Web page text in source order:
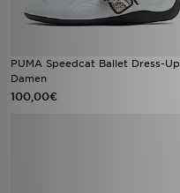
PUMA Speedcat Ballet Dress-Up
Damen
100,00€